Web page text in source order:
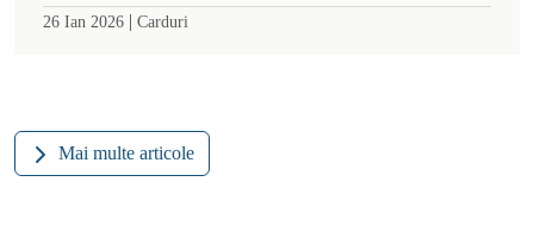
26 Ian 2026 | Carduri
Mai multe articole